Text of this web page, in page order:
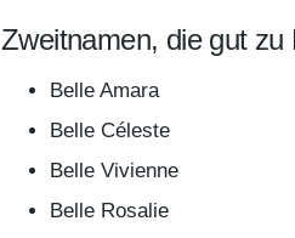
Zweitnamen, die gut zu
Belle Amara
Belle Céleste
Belle Vivienne
Belle Rosalie